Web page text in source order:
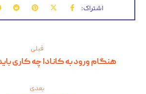
قبلی
هنگام ورود به کانادا چه کاری
بعدی